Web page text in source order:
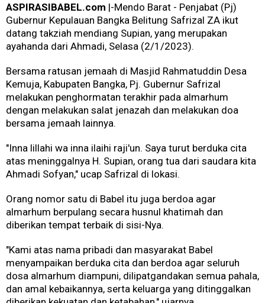
ASPIRASIBABEL.com |-Mendo Barat - Penjabat (Pj)
Gubernur Kepulauan Bangka Belitung Safrizal ZA ikut
datang takziah mendiang Supian, yang merupakan
ayahanda dari Ahmadi, Selasa (2/1/2023).
Bersama ratusan jemaah di Masjid Rahmatuddin Desa
Kemuja, Kabupaten Bangka, Pj. Gubernur Safrizal
melakukan penghormatan terakhir pada almarhum
dengan melakukan salat jenazah dan melakukan doa
bersama jemaah lainnya.
"Inna lillahi wa inna ilaihi raji'un. Saya turut berduka cita
atas meninggalnya H. Supian, orang tua dari saudara kita
Ahmadi Sofyan," ucap Safrizal di lokasi.
Orang nomor satu di Babel itu juga berdoa agar
almarhum berpulang secara husnul khatimah dan
diberikan tempat terbaik di sisi-Nya.
"Kami atas nama pribadi dan masyarakat Babel
menyampaikan berduka cita dan berdoa agar seluruh
dosa almarhum diampuni, dilipatgandakan semua pahala,
dan amal kebaikannya, serta keluarga yang ditinggalkan